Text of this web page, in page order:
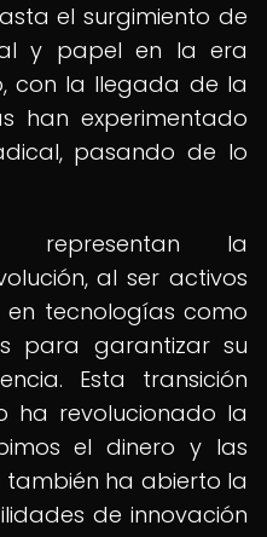
el surgimiento de
y papel en la era
con la llegada de la
han experimentado
pasando de lo
representan la
al ser activos
tecnologías como
para garantizar su
Esta transición
ha revolucionado la
el dinero y las
también ha abierto la
de innovación